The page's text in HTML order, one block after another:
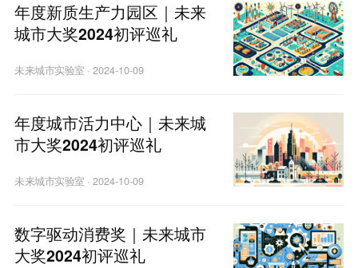
年度新质生产力园区｜未来
城市大奖2024初评巡礼
未来城市实验室 ·2024-10-09
年度城市活力中心｜未来城
市大奖2024初评巡礼
未来城市实验室 ·2024-10-09
数字驱动消费奖｜未来城市
大奖2024初评巡礼